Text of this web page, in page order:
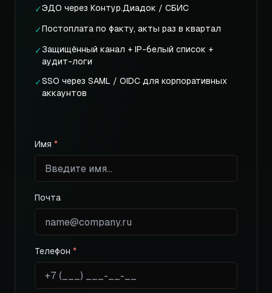
✓ЭДО через Контур.Диадок / СБИС
✓Постоплата по факту, акты раз в квартал
✓Защищённый канал + IP-белый список +
аудит-логи
✓SSO через SAML / OIDC для корпоративных
аккаунтов
Имя *
Почта
Телефон *